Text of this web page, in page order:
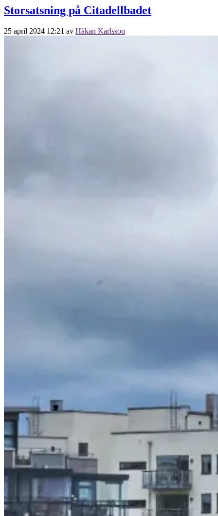
Storsatsning på Citadellbadet
25 april 2024 12:21 av Håkan Karlsson